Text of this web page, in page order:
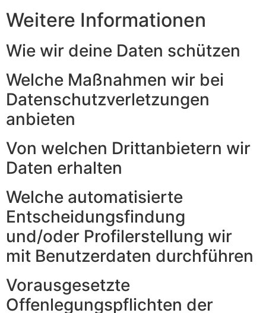
Weitere Informationen
Wie wir deine Daten schützen
Welche Maßnahmen wir bei
Datenschutzverletzungen
anbieten
Von welchen Drittanbietern wir
Daten erhalten
Welche automatisierte
Entscheidungsfindung
und/oder Profilerstellung wir
mit Benutzerdaten durchführen
Vorausgesetzte
Offenlegungspflichten der